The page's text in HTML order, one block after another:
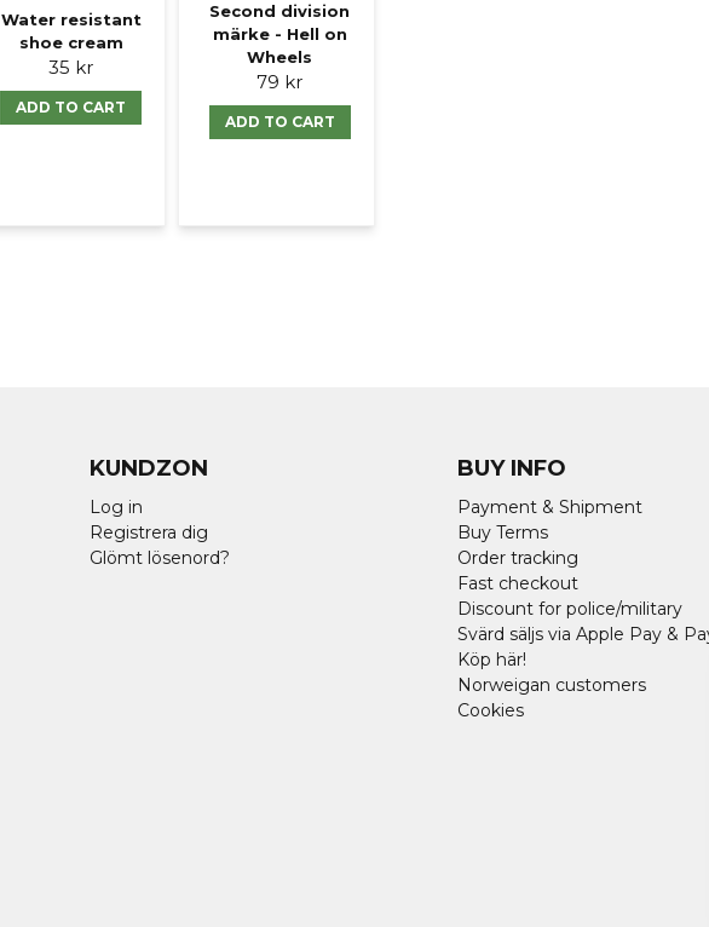
Water resistant
shoe cream
35 kr
ADD TO CART
Second division
märke - Hell on
Wheels
79 kr
ADD TO CART
KUNDZON
Log in
Registrera dig
Glömt lösenord?
BUY INFO
Payment & Shipment
Buy Terms
Order tracking
Fast checkout
Discount for police/military
Svärd säljs via Apple Pay &
Köp här!
Norweigan customers
Cookies